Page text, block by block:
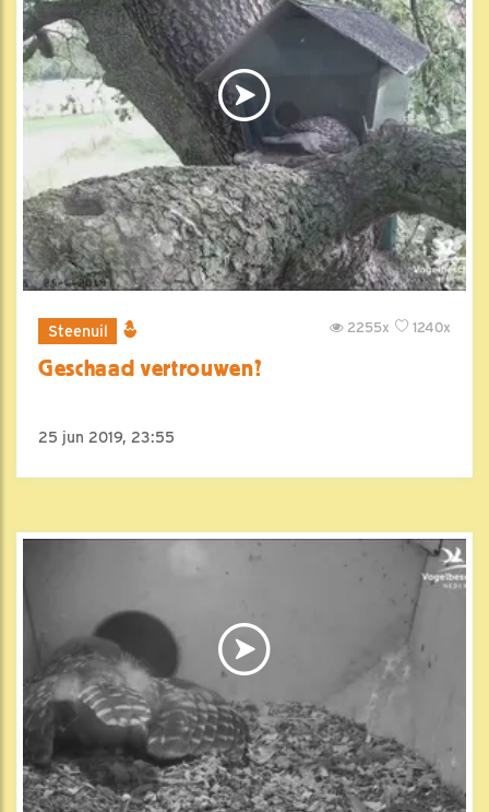
Steenuil 1240x
2255x
Geschaad vertrouwen?
25 jun 2019, 23:55